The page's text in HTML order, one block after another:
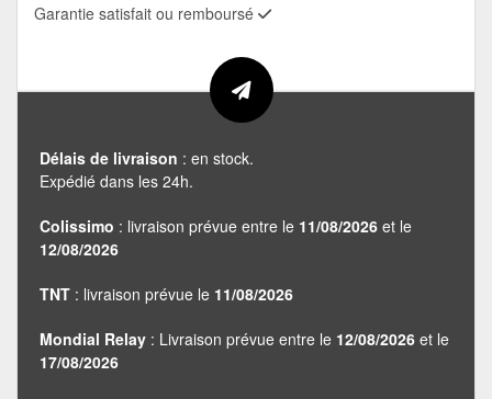
Garantie satisfait ou remboursé
Délais de livraison : en stock.
Expédié dans les 24h.
Colissimo : livraison prévue entre le 11/08/2026 et le
12/08/2026
TNT : livraison prévue le 11/08/2026
Mondial Relay : Livraison prévue entre le 12/08/2026 et le
17/08/2026